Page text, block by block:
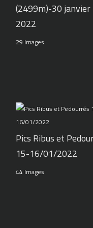
(2499m)-30 janvier
2022
29 Images
Pics Ribus et
15-16/01/2022
44 Images